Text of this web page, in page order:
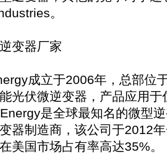
。
变器厂家
成立于2006年，总部位
光伏微逆变器，产品应用于
是全球最知名的微型
器制造商，该公司于2012
美国市场占有率高达35%。